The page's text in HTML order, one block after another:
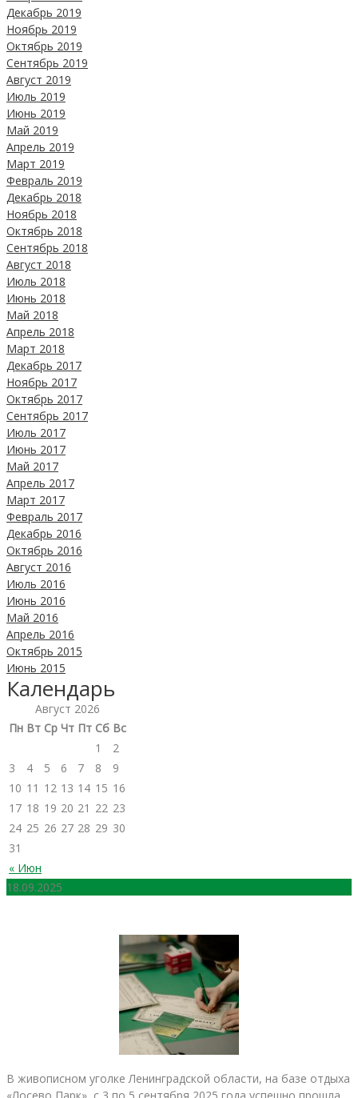
Декабрь 2019
Ноябрь 2019
Октябрь 2019
Сентябрь 2019
Август 2019
Июль 2019
Июнь 2019
Май 2019
Апрель 2019
Март 2019
Февраль 2019
Декабрь 2018
Ноябрь 2018
Октябрь 2018
Сентябрь 2018
Август 2018
Июль 2018
Июнь 2018
Май 2018
Апрель 2018
Март 2018
Декабрь 2017
Ноябрь 2017
Октябрь 2017
Сентябрь 2017
Июль 2017
Июнь 2017
Май 2017
Апрель 2017
Март 2017
Февраль 2017
Декабрь 2016
Октябрь 2016
Август 2016
Июль 2016
Июнь 2016
Май 2016
Апрель 2016
Октябрь 2015
Июнь 2015
Календарь
Август 2026
Пн Вт Ср Чт Пт Сб Вс
« Июн
1
2
3
4 5 6 7 8
9
10 11 12 13 14 15 16
17 18 19 20 21 22 23
24 25 26 27 28 29 30
31
18.09.2025
В живописном уголке Ленинградской области, на базе отдыха